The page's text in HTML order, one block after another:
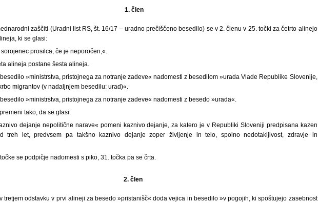
1. člen
zaščiti (Uradni list RS, št. 16/17 – uradno prečiščeno besedilo) se v 2. členu v 25. točki za četrto alinejo
ki se glasi:
prosilca, če je neporočen,«.
alineja postane šesta alineja.
»ministrstva, pristojnega za notranje zadeve« nadomesti z besedilom »urada Vlade Republike Slovenije,
migrantov (v nadaljnjem besedilu: urad)«.
»ministrstva, pristojnega za notranje zadeve« nadomesti z besedo »urada«.
tako, da se glasi:
dejanje nepolitične narave« pomeni kaznivo dejanje, za katero je v Republiki Sloveniji predpisana kazen
treh let, predvsem pa takšno kaznivo dejanje zoper življenje in telo, spolno nedotakljivost, zdravje in
se podpičje nadomesti s piko, 31. točka pa se črta.
2. člen
tretjem odstavku v prvi alineji za besedo »pristanišč« doda vejica in besedilo »v pogojih, ki spoštujejo zasebnost